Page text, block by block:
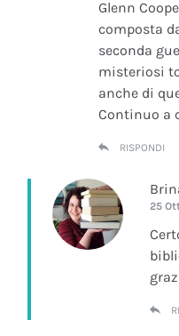
Glenn
composta
seconda
misteriosi
anche di
Continuo a
RISPONDI
25